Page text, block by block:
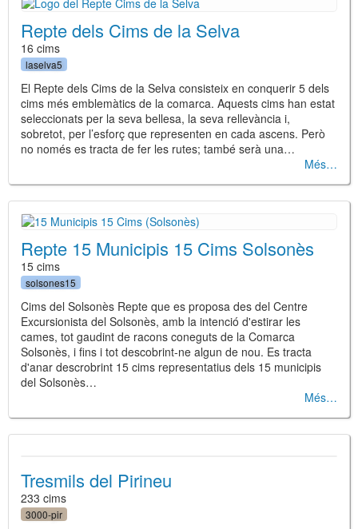
Repte dels Cims de la Selva
16 cims
laselva5
El Repte dels Cims de la Selva consisteix en conquerir 5 dels
cims més emblemàtics de la comarca. Aquests cims han estat
seleccionats per la seva bellesa, la seva rellevància i,
sobretot, per l’esforç que representen en cada ascens. Però
no només es tracta de fer les rutes; també serà una…
Més
Repte 15 Municipis 15 Cims Solsonès
15 cims
solsones15
Cims del Solsonès Repte que es proposa des del Centre
Excursionista del Solsonès, amb la intenció d'estirar les
cames, tot gaudint de racons coneguts de la Comarca
Solsonès, i fins i tot descobrint-ne algun de nou. Es tracta
d'anar descrobrint 15 cims representatius dels 15 municipis
del Solsonès…
Més
Tresmils del Pirineu
233 cims
3000-pir